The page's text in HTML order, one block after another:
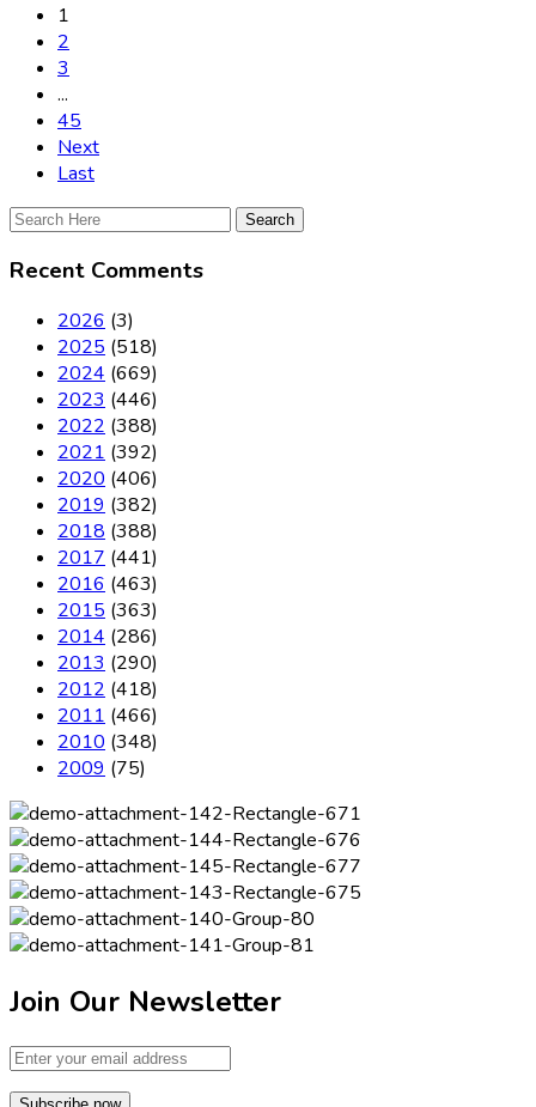
1
2
3
...
45
Next
Last
Recent Comments
2026 (3)
2025 (518)
2024 (669)
2023 (446)
2022 (388)
2021 (392)
2020 (406)
2019 (382)
2018 (388)
2017 (441)
2016 (463)
2015 (363)
2014 (286)
2013 (290)
2012 (418)
2011 (466)
2010 (348)
2009 (75)
Join Our Newsletter